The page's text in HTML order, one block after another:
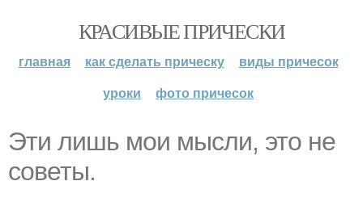
КРАСИВЫЕ ПРИЧЕСКИ
главная как сделать прическу
виды причесок
уроки
фото причесок
Эти лишь мои мысли, это не
советы.